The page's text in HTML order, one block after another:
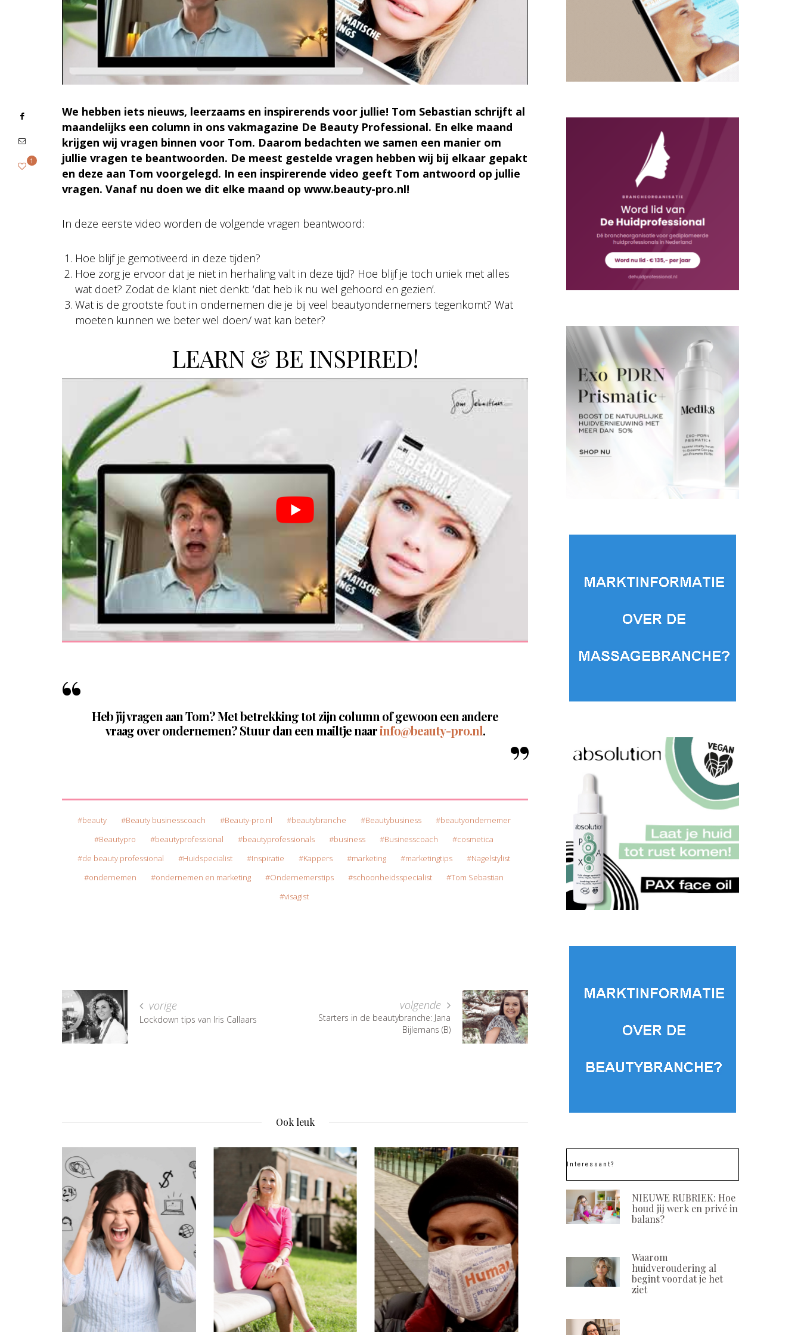
We hebben iets nieuws, leerzaams en inspirerends voor jullie! Tom Sebastian schrijft al
maandelijks een column in ons vakmagazine De Beauty Professional. En elke maand
krijgen wij vragen binnen voor Tom. Daarom bedachten we samen een manier om
jullie vragen te beantwoorden. De meest gestelde vragen hebben wij bij elkaar gepakt
en deze aan Tom voorgelegd. In een inspirerende video geeft Tom antwoord op jullie
vragen. Vanaf nu doen we dit elke maand op www.beauty-pro.nl!
In deze eerste video worden de volgende vragen beantwoord:
Hoe blijf je gemotiveerd in deze tijden?
Hoe zorg je ervoor dat je niet in herhaling valt in deze tijd? Hoe blijf je toch uniek met alles
wat doet? Zodat de klant niet denkt: ‘dat heb ik nu wel gehoord en gezien’.
Wat is de grootste fout in ondernemen die je bij veel beautyondernemers tegenkomt? Wat
moeten kunnen we beter wel doen/ wat kan beter?
LEARN & BE INSPIRED!
Heb jij vragen aan Tom? Met betrekking tot zijn column of gewoon een andere
vraag over ondernemen? Stuur dan een mailtje naarinfo@beauty-pro.nl.
1
beauty Beauty businesscoach Beauty-pro.nl beautybranche Beautybusiness
beautyondernemer
Beautypro
beautyprofessional beautyprofessionals business Businesscoach
cosmetica
de beauty professional
Huidspecialist Inspiratie Kappers marketing marketingtips
Nagelstylist
ondernemen
ondernemen en marketing Ondernemerstips schoonheidsspecialist
Tom Sebastian
visagist
vorige
Lockdown tips van Iris Callaars
volgende
Starters in de beautybranche: Jana
Bijlemans (B)
Ook leuk
Interessant?
NIEUWE RUBRIEK: Hoe
houd jij werk en privé in
balans?
Waarom
huidveroudering al
begint voordat je het
ziet